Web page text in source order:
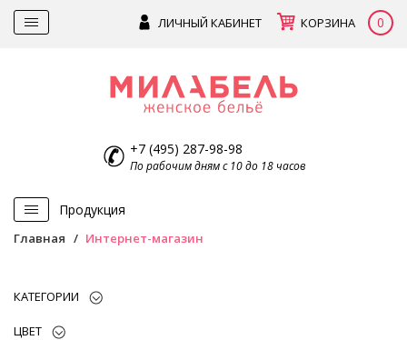
ЛИЧНЫЙ КАБИНЕТ КОРЗИНА 0
+7 (495) 287-98-98
По рабочим дням с 10 до 18 часов
Продукция
Главная Интернет-магазин
КАТЕГОРИИ
ЦВЕТ